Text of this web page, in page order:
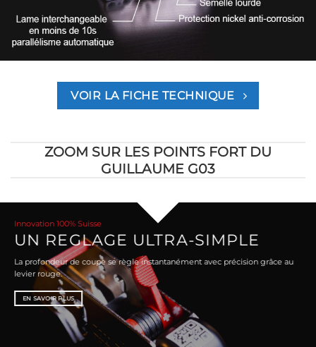
VOIR LA FICHE TECHNIQUE
ZOOM SUR LES POINTS FORT DU
GUILLAUME G03
Innovation 100% Suisse
UN REGLAGE ULTRA-SIMPLE
La profondeur de coupe se règle instantanément avec précision grâce au
levier rouge.
EN SAVOIR PLUS